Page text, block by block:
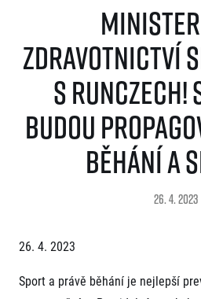
Running Mall
Běžecké série
Běžecká liga
projekt SuperHalfs
EuroHeroes Challenge 2026
EuroHeroes Challenge 2024
O Napoli Running
RunCzech Halfs
Projekt RunCzech Halfs
zdravotnictví
s
budou
běhání a
26. 4. 2023
26. 4. 2023
Sport a právě běhání je nejlepší